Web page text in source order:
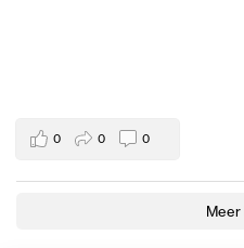
0 0 0
Meer